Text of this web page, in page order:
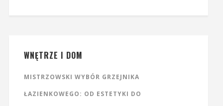
WNĘTRZE I DOM
MISTRZOWSKI WYBÓR GRZEJNIKA
ŁAZIENKOWEGO: OD ESTETYKI DO